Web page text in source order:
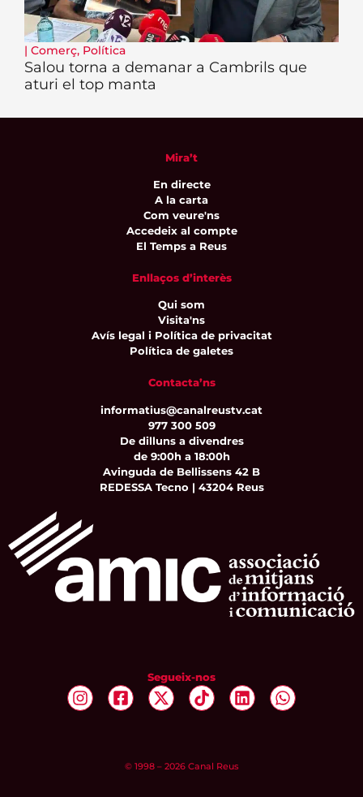
| Comerç, Política
Salou torna a demanar a Cambrils que
aturi el top manta
Mira’t
En directe
A la carta
Com veure'ns
Accedeix al compte
El Temps a Reus
Enllaços d’interès
Qui som
Visita'ns
Avís legal i Política de privacitat
Política de galetes
Contacta’ns
informatius@canalreustv.cat
977 300 509
De dilluns a divendres
de 9:00h a 18:00h
Avinguda de Bellissens 42 B
REDESSA Tecno | 43204 Reus
Segueix-nos
© 1998 – 2026 Canal Reus